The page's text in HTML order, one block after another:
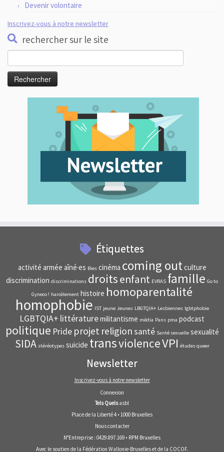
Devenir volontaire
Inscrivez-vous à notre newsletter
rechercher sur le site
Étiquettes
activité armée aîné·es Bies cinéma coming outculture
discrimination discriminations droitsenfant EVRAS famille Go to
Gyneco ! harcèlement histoire homoparentalité
homophobie IST jeune Jeunes LBGTQIA+ Lesbiennes lgbtphobie
LGBTQIA+ littératuremilitantisme média Pans pma podcast
politique Pride projet religionsanté Santé sexuelle sexualité
SIDA stéréotypes suicide transviolenceVPI études queer
Newsletter
Inscrivez-vous à notre newsletter
Connexion
Tels Quelsasbl
Place de la Liberté 4 • 1000 Bruxelles
Nous contacter
N°Entreprise : 0429.897.169 • RPM Bruxelles
Avec le soutien de la Fédération Wallonie-Bruxelleset de la COCOF.